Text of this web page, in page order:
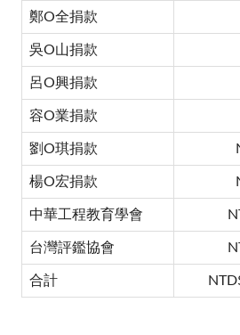
鄭O全捐款
吳O山捐款
呂O興捐款
容O業捐款
劉O琪捐款
楊O宏捐款
中華工程教育學會
台灣評鑑協會
合計